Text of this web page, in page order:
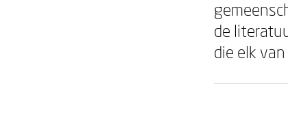
de
die elk